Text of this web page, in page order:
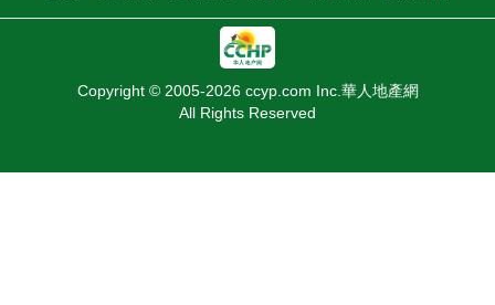
Copyright © 2005-2026 ccyp.com Inc.華人地產網
All Rights Reserved